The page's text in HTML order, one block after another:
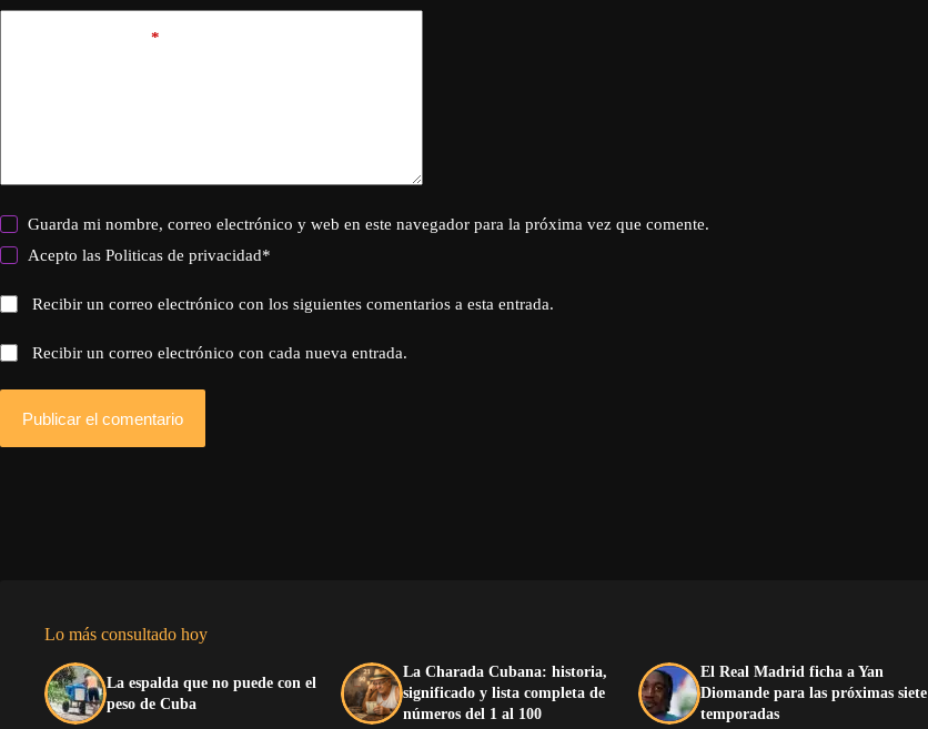
*
Guarda mi nombre, correo electrónico y web en este navegador para la próxima vez que comente.
Acepto lasPoliticas de privacidad*
Recibir un correo electrónico con los siguientes comentarios a esta entrada.
Recibir un correo electrónico con cada nueva entrada.
Publicar el comentario
Lo más consultado hoy
La espalda que no puede con el
peso de Cuba
La Charada Cubana: historia,
significado y lista completa de
números del 1 al 100
El Real Madrid ficha a Yan
Diomande para las próximas siete
temporadas